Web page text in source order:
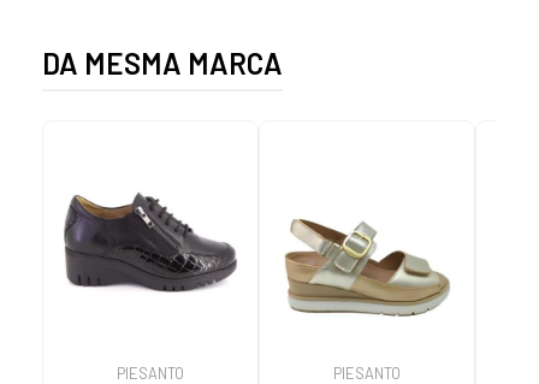
DA MESMA MARCA
PIESANTO PIESANTO